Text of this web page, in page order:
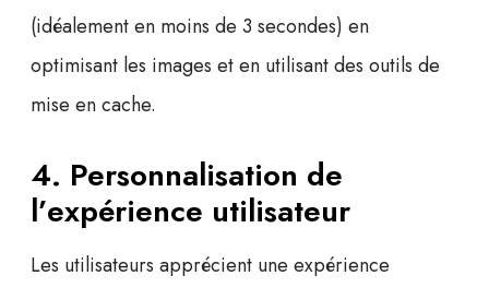
(idéalement en moins de 3 secondes) en
optimisant les images et en utilisant des outils de
mise en cache.
4. Personnalisation de
l’expérience utilisateur
Les utilisateurs apprécient une expérience